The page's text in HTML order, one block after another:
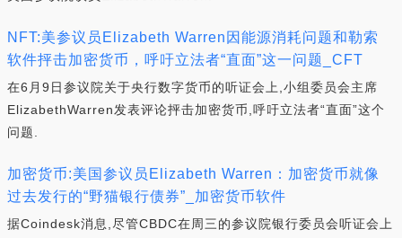
NFT:美参议员Elizabeth Warren因能源消耗问题和勒索
软件抨击加密货币，呼吁立法者“直面”这一问题_CFT
在6月9日参议院关于央行数字货币的听证会上,小组委员会主席
ElizabethWarren发表评论抨击加密货币,呼吁立法者“直面”这个
问题.
加密货币:美国参议员Elizabeth Warren：加密货币就像
过去发行的“野猫银行债券”_加密货币软件
据Coindesk消息,尽管CBDC在周三的参议院银行委员会听证会上